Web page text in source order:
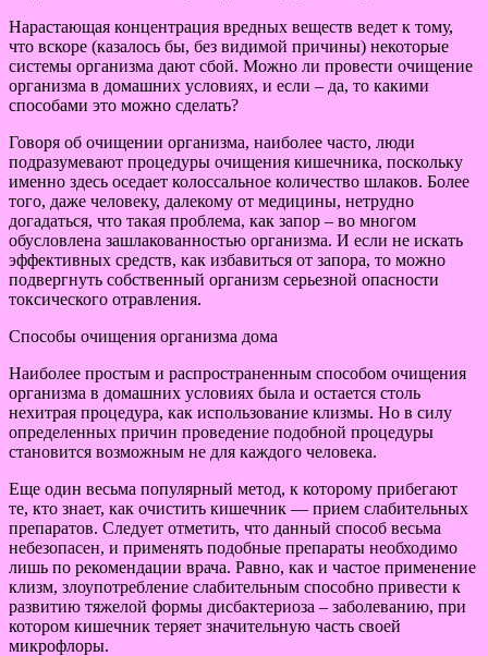
Нарастающая концентрация вредных веществ ведет к тому,
что вскоре (казалось бы, без видимой причины) некоторые
системы организма дают сбой. Можно ли провести очищение
организма в домашних условиях, и если – да, то какими
способами это можно сделать?
Говоря об очищении организма, наиболее часто, люди
подразумевают процедуры очищения кишечника, поскольку
именно здесь оседает колоссальное количество шлаков. Более
того, даже человеку, далекому от медицины, нетрудно
догадаться, что такая проблема, как запор – во многом
обусловлена зашлакованностью организма. И если не искать
эффективных средств, как избавиться от запора, то можно
подвергнуть собственный организм серьезной опасности
токсического отравления.
Способы очищения организма дома
Наиболее простым и распространенным способом очищения
организма в домашних условиях была и остается столь
нехитрая процедура, как использование клизмы. Но в силу
определенных причин проведение подобной процедуры
становится возможным не для каждого человека.
Еще один весьма популярный метод, к которому прибегают
те, кто знает, как очистить кишечник — прием слабительных
препаратов. Следует отметить, что данный способ весьма
небезопасен, и применять подобные препараты необходимо
лишь по рекомендации врача. Равно, как и частое применение
клизм, злоупотребление слабительным способно привести к
развитию тяжелой формы дисбактериоза – заболеванию, при
котором кишечник теряет значительную часть своей
микрофлоры.